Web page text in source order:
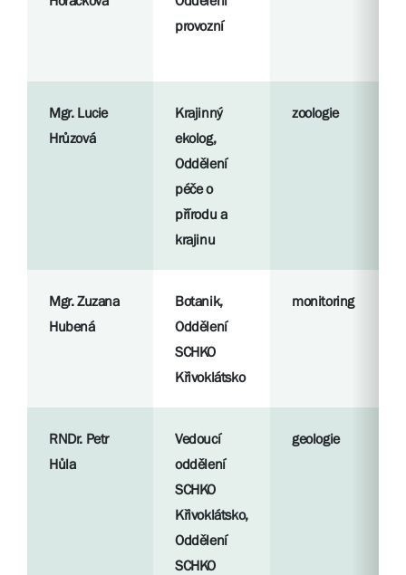
provozní
Mgr. Lucie
Hrůzová
Krajinný
ekolog,
Oddělení
péče o
přírodu a
krajinu
zoologie
Mgr. Zuzana
Hubená
Botanik,
Oddělení
SCHKO
Křivoklátsko
monitoring
RNDr. Petr
Hůla
Vedoucí
oddělení
SCHKO
Křivoklátsko,
Oddělení
SCHKO
geologie